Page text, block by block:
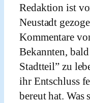
Redaktion ist
Neustadt
Kommentare
Bekannten,
Stadtteil” zu
ihr Entschluss
bereut hat. Was